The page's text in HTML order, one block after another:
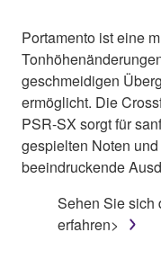
Portamento ist eine
geschmeidigen
ermöglicht. Die
PSR-SX sorgt für
gespielten Noten
beeindruckende
Sehen Sie sich
erfahren>